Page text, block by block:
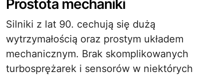
Prostota mechaniki
Silniki z lat 90. cechują się dużą
wytrzymałością oraz prostym układem
mechanicznym. Brak skomplikowanych
turbosprężarek i sensorów w niektórych